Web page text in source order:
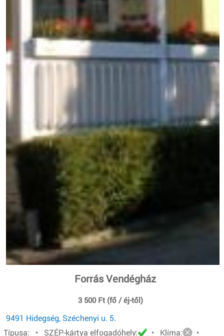
Forrás Vendégház
3 500 Ft (fő / éj-től)
9491 Hidegség, Széchenyi u. 5.
Típusa: • SZÉP-kártya elfogadóhely:
• Klíma: •